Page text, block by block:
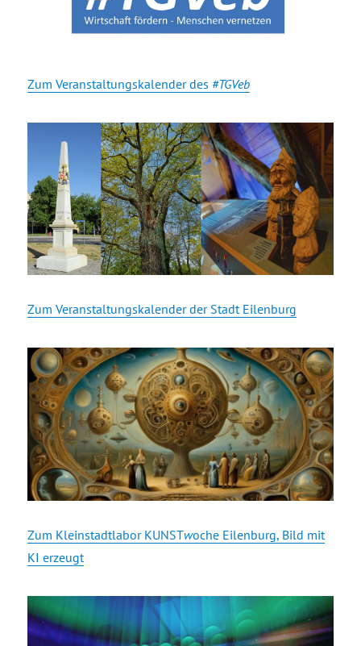
Zum Veranstaltungskalender des #TGVeb
Zum Veranstaltungskalender der Stadt Eilenburg
Zum Kleinstadtlabor KUNSTwoche Eilenburg, Bild mit
KI erzeugt